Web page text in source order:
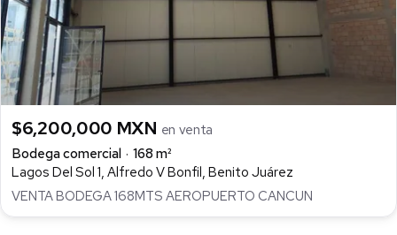
$6,200,000 MXN en venta
Bodega comercial
168 m²
Lagos Del Sol 1, Alfredo V Bonfil, Benito Juárez
VENTA BODEGA 168MTS AEROPUERTO CANCUN